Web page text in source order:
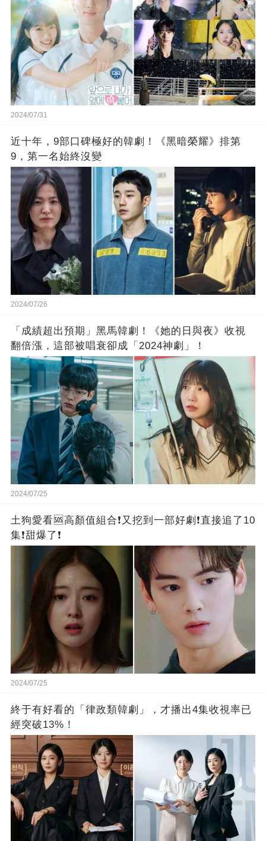
2024/07/31
近十年，9部口碑極好的韓劇！《黑暗榮耀》排第
9，第一名始終沒變
2024/07/26
「成績超出預期」黑馬韓劇！《她的日與夜》收視
翻倍漲，這部被唱衰卻成「2024神劇」！
2024/07/25
土狗愛看🆘高顏值組合❗又挖到一部好劇❗直接追了10
集❗️甜爆了❗️
2024/07/25
終于有好看的「律政類韓劇」，才播出4集收視率已
經突破13%！